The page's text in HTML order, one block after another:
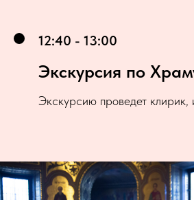
12:40 - 13:00
Экскурсия по
Экскурсию проведет